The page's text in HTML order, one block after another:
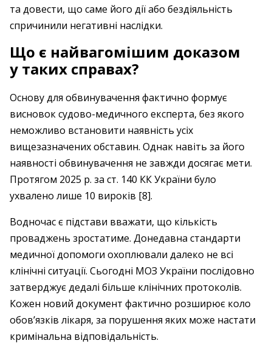
та довести, що саме його дії або бездіяльність
спричинили негативні наслідки.
Що є найвагомішим доказом
у таких справах?
Основу для обвинувачення фактично формує
висновок судово-медичного експерта, без якого
неможливо встановити наявність усіх
вищезазначених обставин. Однак навіть за його
наявності обвинувачення не завжди досягає мети.
Протягом 2025 р. за ст. 140 КК України було
ухвалено лише 10 вироків [8].
Водночас є підстави вважати, що кількість
проваджень зростатиме. Донедавна стандарти
медичної допомоги охоплювали далеко не всі
клінічні ситуації. Сьогодні МОЗ України послідовно
затверджує дедалі більше клінічних протоколів.
Кожен новий документ фактично розширює коло
обов’язків лікаря, за порушення яких може настати
кримінальна відповідальність.